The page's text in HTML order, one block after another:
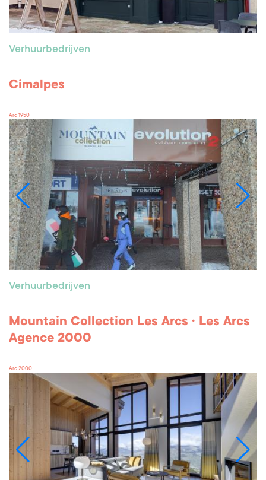
Verhuurbedrijven
Cimalpes
Arc 1950
Verhuurbedrijven
Mountain Collection Les Arcs · Les Arcs
Agence 2000
Arc 2000